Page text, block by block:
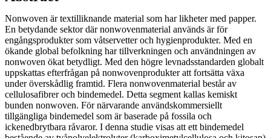
Nonwoven är textilliknande material som har likheter med papper.
En betydande sektor där nonwovenmaterial används är för
engångsprodukter som våtservetter och hygienprodukter. Med en
ökande global befolkning har tillverkningen och användningen av
nonwoven ökat betydligt. Med den högre levnadsstandarden globalt
uppskattas efterfrågan på nonwovenprodukter att fortsätta växa
under överskådlig framtid. Flera nonwovenmaterial består av
cellulosafibrer och bindemedel. Detta segment kallas kemiskt
bunden nonwoven. För närvarande användskommersiellt
tillgängliga bindemedel som är baserade på fossila och
ickenedbrytbara råvaror. I denna studie visas att ett bindemedel